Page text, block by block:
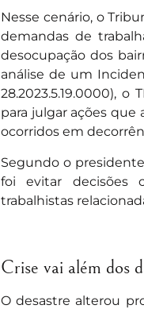
Nesse cenário, o
demandas de
desocupação dos
análise de um
28.2023.5.19.0000),
para julgar ações
ocorridos em
Segundo o
foi evitar decisões
trabalhistas
Crise vai além dos
O desastre alterou